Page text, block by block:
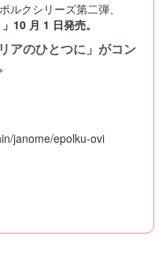
ルクシリーズ第二弾、
10 月 1 日発売。
アのひとつに」がコン
janome/epolku-ovi